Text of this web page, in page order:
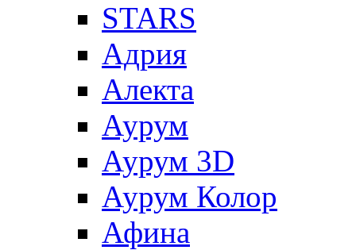
STARS
Адрия
Алекта
Аурум
Аурум 3D
Аурум Колор
Афина